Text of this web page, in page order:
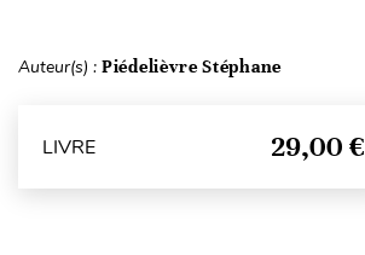
Auteur(s) : Piédelièvre Stéphane
LIVRE 29,00 €